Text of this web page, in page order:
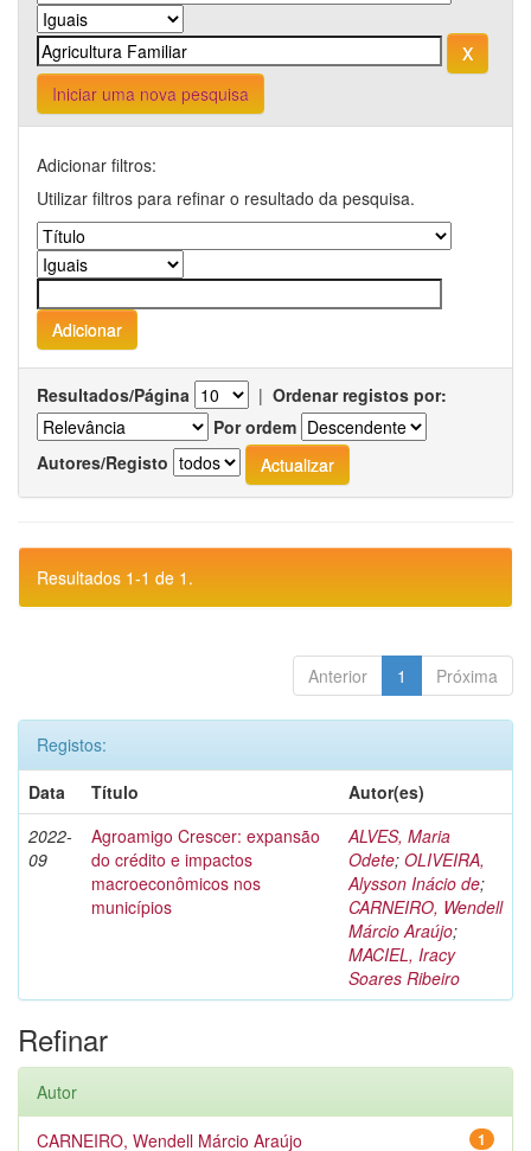
Iniciar uma nova pesquisa
Adicionar filtros:
Utilizar filtros para refinar o resultado da pesquisa.
Resultados/Página | Ordenar registos por:
Por ordem
Autores/Registo
Resultados 1-1 de 1.
Anterior 1 Próxima
Registos:
Data
Título
Autor(es)
2022-
09
Agroamigo Crescer: expansão
do crédito e impactos
macroeconômicos nos
municípios
ALVES, Maria
Odete; OLIVEIRA,
Alysson Inácio de;
CARNEIRO, Wendell
Márcio Araújo;
MACIEL, Iracy
Soares Ribeiro
Refinar
Autor
1
CARNEIRO, Wendell Márcio Araújo